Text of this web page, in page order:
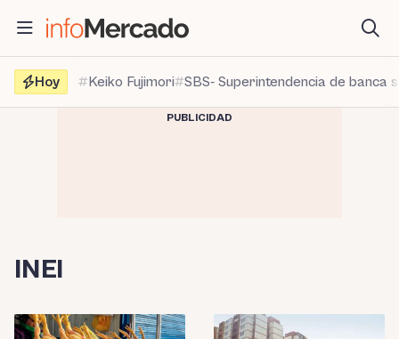
contenido
Hoy
Keiko Fujimori SBS- Superintendencia de banca
PUBLICIDAD
INEI